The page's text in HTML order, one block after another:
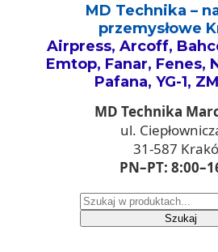
MD Technika –
przemysłowe
Airpress, Arcoff,
Emtop, Fanar, Fenes,
Pafana, YG-1,
MD Technika
ul.
31-587
PN–PT:
Szukaj